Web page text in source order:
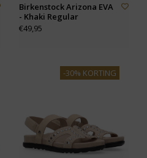
Birkenstock Arizona EVA
- Khaki Regular
€49,95
-30% KORTING